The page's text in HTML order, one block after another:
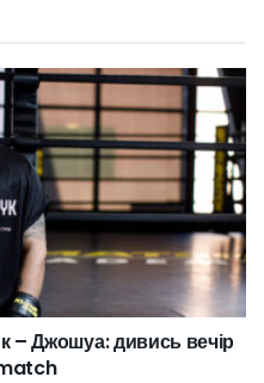
– Джошуа: дивись вечір